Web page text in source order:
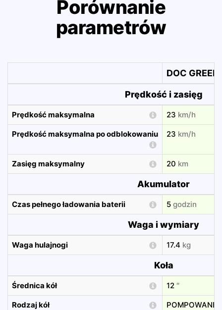
Porównanie
parametrów
DOC GREEN
Prędkość i zasięg
Prędkość maksymalna 23 km/h
Prędkość maksymalna po odblokowaniu 23 km/h
Zasięg maksymalny 20 km
Akumulator
Czas pełnego ładowania baterii 5 godzin
Waga i wymiary
Waga hulajnogi 17.4 kg
Koła
Średnica kół 12 ″
Rodzaj kół POMPOWANE